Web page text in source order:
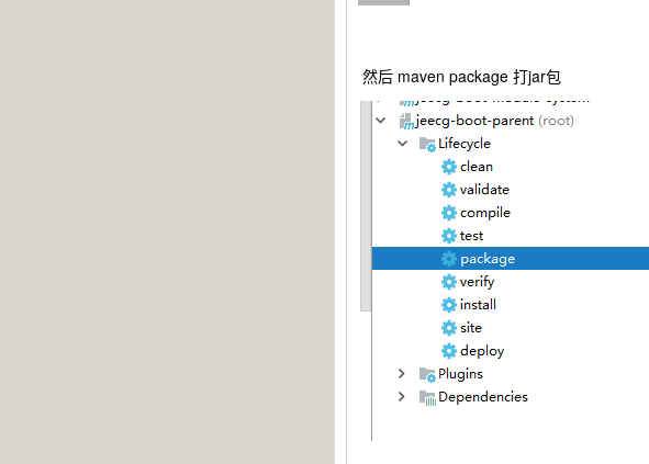
然后 maven package 打jar包